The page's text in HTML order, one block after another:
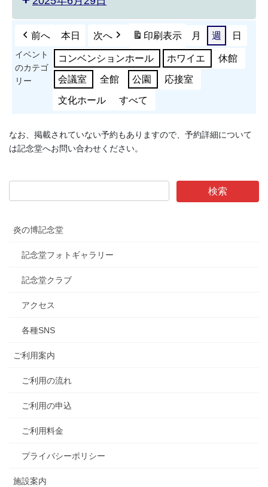
前へ 本日 次へ 印刷表示 月 週 日
イベント
のカテゴ
リー
コンベンションホール ホワイエ 休館
会議室 全館 公園 応接室
文化ホール すべて
なお、掲載されていない予約もありますので、予約詳細について
は記念堂へお問い合わせください。
炎の博記念堂
記念堂フォトギャラリー
記念堂クラブ
アクセス
各種SNS
ご利用案内
ご利用の流れ
ご利用の申込
ご利用料金
プライバシーポリシー
施設案内